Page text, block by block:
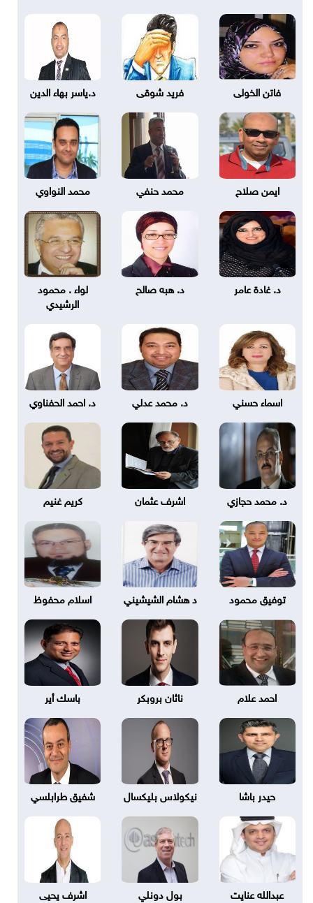
فاتن الخولى فريد شوقى د.ياسر بهاء الدين
ايمن صلاح محمد حنفي محمد النواوي
د. غادة عامر د. هبه صالح
لواء . محمود
الرشيدي
اسماء حسني د. محمد عدلي د. احمد الحفناوي
د. محمد حجازي اشرف عثمان كريم غنيم
توفيق محمود د هشام الشيشيني اسلام محفوظ
احمد علام ناثان بروبكر باسك أير
حيدر باشا نيكولاس بليكسال شفيق طرابلسي
عبدالله عنايت بول دونلي اشرف يحيى